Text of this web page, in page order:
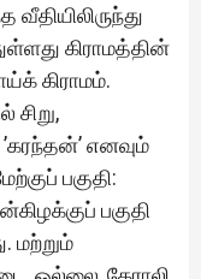
கிராமத்தின்
கிராமம்.
சிறு,
எனவும்
பகுதி:
பகுதி
மற்றும்